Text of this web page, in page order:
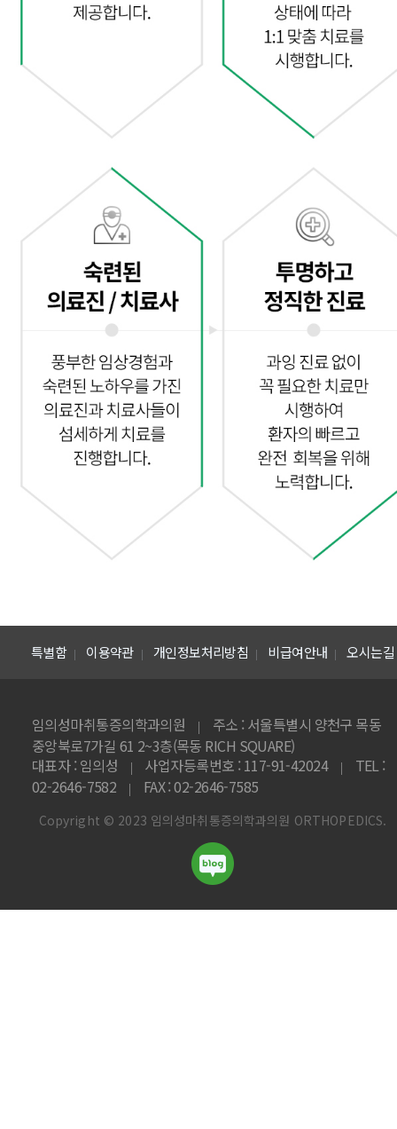
특별함 | 이용약관 | 개인정보처리방침 | 비급여안내 | 오시는길
임의성마취통증의학과의원 |
주소 : 서울특별시 양천구 목동
중앙북로7가길 61 2~3층(목동 RICH SQUARE)
대표자 : 임의성
| 사업자등록번호 : 117-91-42024 |
TEL :
02-2646-7582
| FAX : 02-2646-7585
Copyright © 2023 임의성마취통증의학과의원 ORTHOPEDICS.